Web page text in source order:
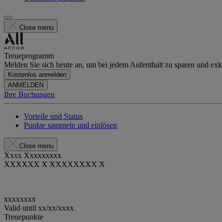
Close menu
Treueprogramm
Melden Sie sich heute an, um bei jedem Aufenthalt zu sparen und
Kostenlos anmelden
ANMELDEN
Ihre Buchungen
Vorteile und Status
Punkte sammeln und einlösen
Close menu
Xxxx Xxxxxxxxx
XXXXXX X XXXXXXXX X
xxxxxxxx
Valid until xx/xx/xxxx
Treuepunkte